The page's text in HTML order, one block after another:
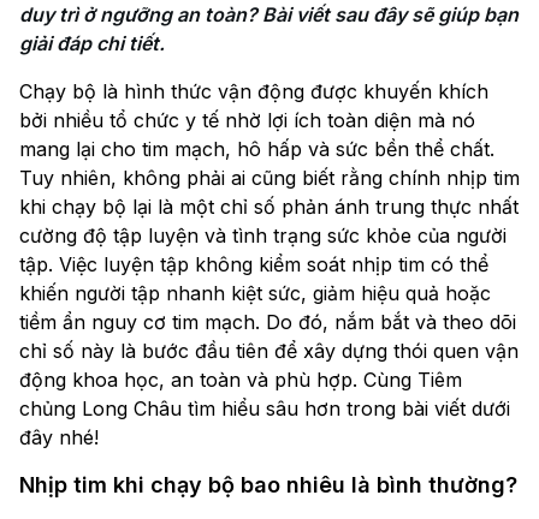
duy trì ở ngưỡng an toàn? Bài viết sau đây sẽ giúp bạn
giải đáp chi tiết.
Chạy bộ là hình thức vận động được khuyến khích
bởi nhiều tổ chức y tế nhờ lợi ích toàn diện mà nó
mang lại cho tim mạch, hô hấp và sức bền thể chất.
Tuy nhiên, không phải ai cũng biết rằng chính nhịp tim
khi chạy bộ lại là một chỉ số phản ánh trung thực nhất
cường độ tập luyện và tình trạng sức khỏe của người
tập. Việc luyện tập không kiểm soát nhịp tim có thể
khiến người tập nhanh kiệt sức, giảm hiệu quả hoặc
tiềm ẩn nguy cơ tim mạch. Do đó, nắm bắt và theo dõi
chỉ số này là bước đầu tiên để xây dựng thói quen vận
động khoa học, an toàn và phù hợp. Cùng Tiêm
chủng Long Châu tìm hiểu sâu hơn trong bài viết dưới
đây nhé!
Nhịp tim khi chạy bộ bao nhiêu là bình thường?